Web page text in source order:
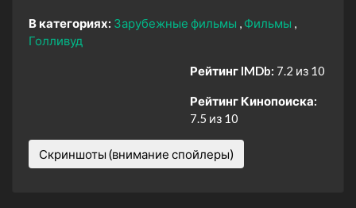
В категориях: Зарубежные фильмы
Фильмы
Голливуд
Рейтинг IMDb: 7.2 из 10
Рейтинг Кинопоиска:
7.5 из 10
Скриншоты (внимание спойлеры)